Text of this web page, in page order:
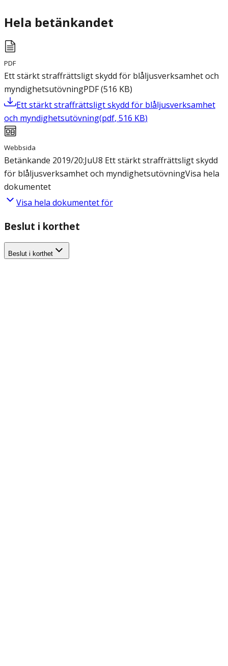
Hela betänkandet
PDF
Ett stärkt straffrättsligt skydd för blåljusverksamhet och
myndighetsutövningPDF(516 KB)
Ett stärkt straffrättsligt skydd för blåljusverksamhet
och myndighetsutövning(pdf, 516 KB)
Webbsida
Betänkande 2019/20:JuU8 Ett stärkt straffrättsligt skydd
för blåljusverksamhet och myndighetsutövningVisa hela
dokumentet
Visa hela dokumentet för
Beslut i korthet
Beslut i korthet